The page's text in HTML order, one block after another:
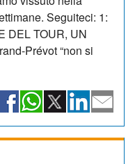
Seguiteci: 1:
DEL TOUR, UN
Prévot “non si